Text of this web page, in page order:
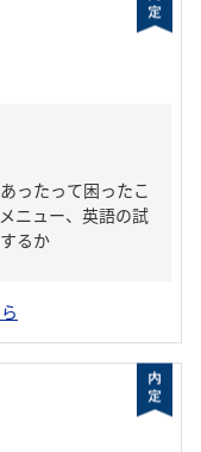
ったって困ったこ
ニュー、英語の試
るか